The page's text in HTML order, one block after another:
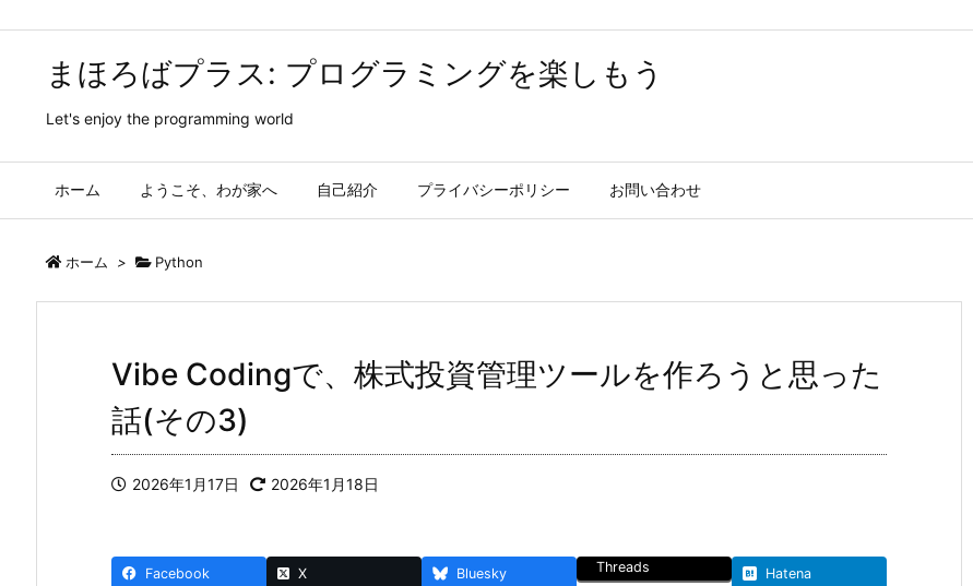
まほろばプラス: プログラミングを楽しもう
Let's enjoy the programming world
ホーム ようこそ、わが家へ 自己紹介 プライバシーポリシー お問い合わせ
ホーム > Python
Vibe Codingで、株式投資管理ツールを作ろうと思った
話(その3)
2026年1月17日 2026年1月18日
Facebook X Bluesky Threads Hatena